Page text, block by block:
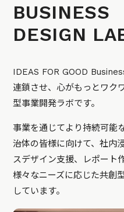
BUSINESS
DESIGN
IDEAS FOR GOOD
連鎖させ、心がもっとワク
型事業開発ラボです。
事業を通じてより持続可能
治体の皆様に向けて、社内
スデザイン支援、レポート
様々なニーズに応じた共創
しています。